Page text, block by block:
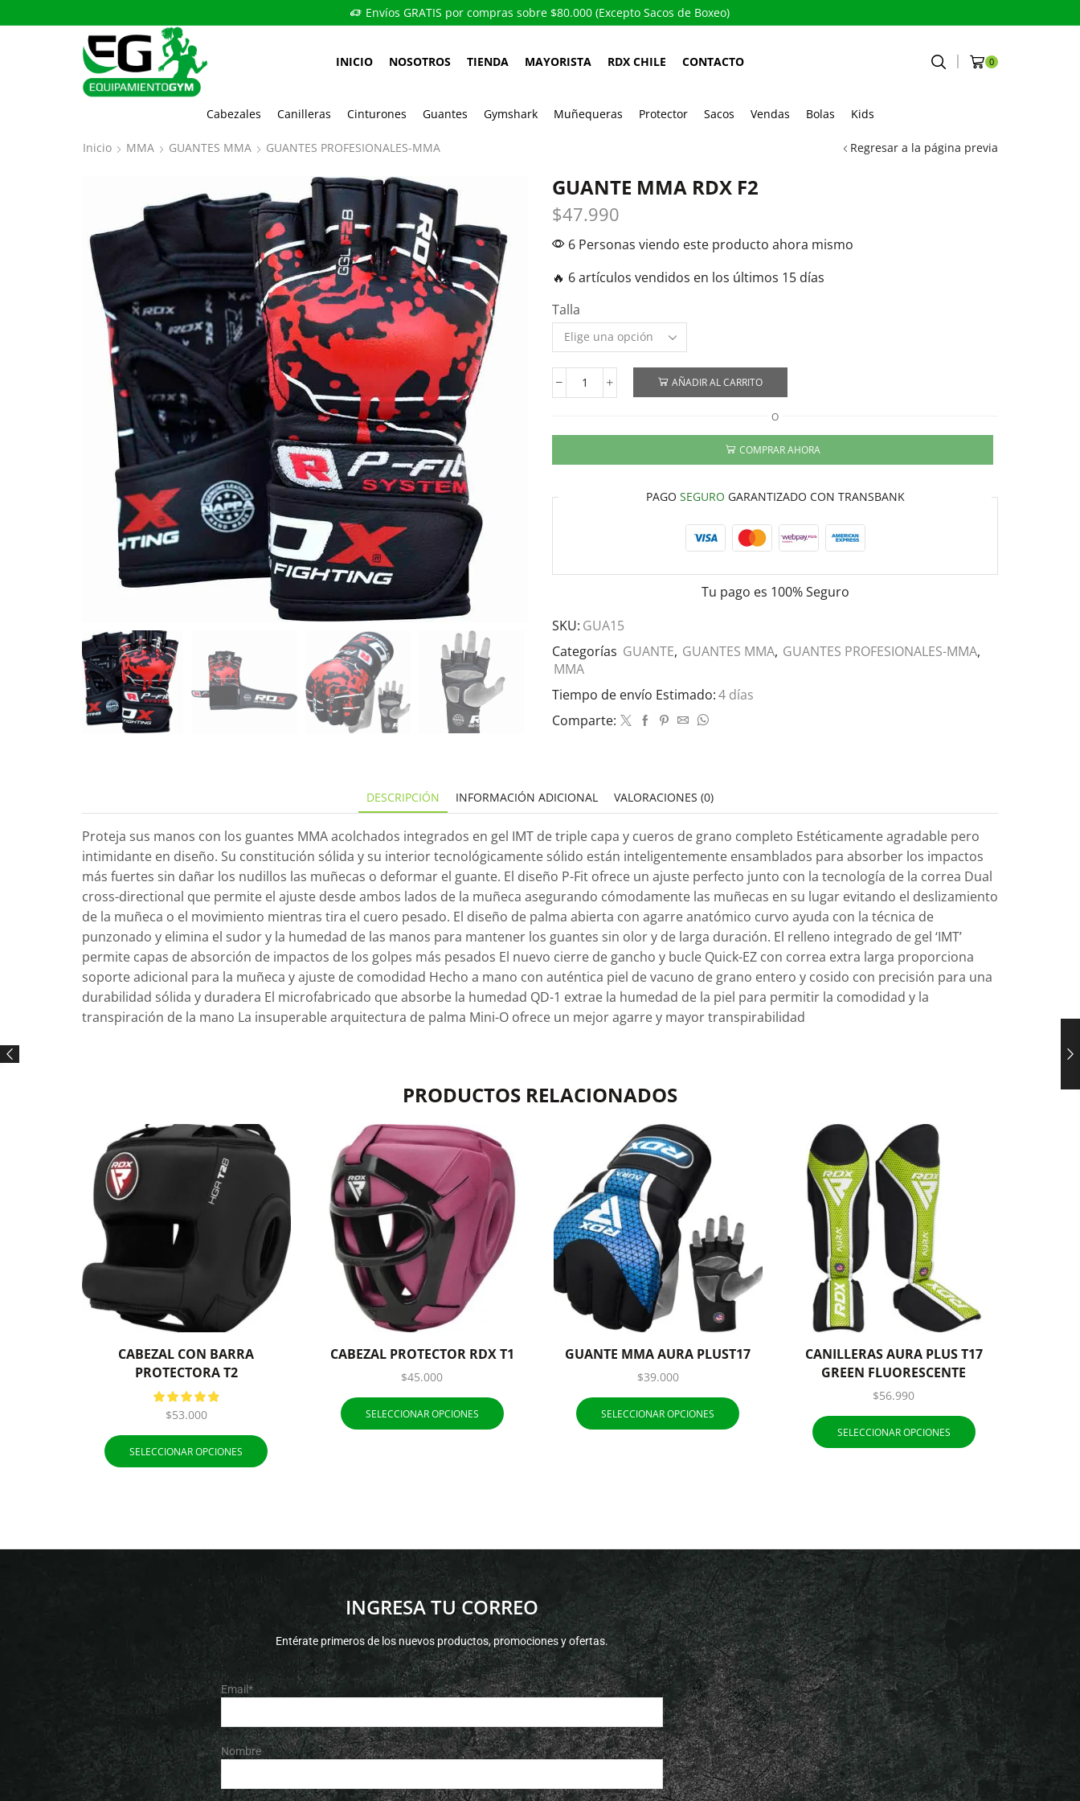
Envíos GRATIS por compras sobre $80.000 (Excepto Sacos de Boxeo)
INICIO NOSOTROS TIENDA MAYORISTA RDX CHILE CONTACTO 0
Cabezales Canilleras Cinturones Guantes Gymshark Muñequeras Protector Sacos Vendas Bolas Kids
Inicio MMA GUANTES MMA GUANTES PROFESIONALES-MMA Regresar a la página previa
GUANTE MMA RDX F2
$47.990
6 Personas viendo este producto ahora mismo
🔥 6 artículos vendidos en los últimos 15 días
Talla
AÑADIR AL CARRITO
O
COMPRAR AHORA
PAGO SEGURO GARANTIZADO CON TRANSBANK
Tu pago es 100% Seguro
SKU: GUA15
Categorías GUANTE, GUANTES MMA, GUANTES PROFESIONALES-MMA,
MMA
Tiempo de envío Estimado:4 días
Comparte:
DESCRIPCIÓN INFORMACIÓN ADICIONAL VALORACIONES (0)
Proteja sus manos con los guantes MMA acolchados integrados en gel IMT de triple capa y cueros de grano completo Estéticamente agradable pero
intimidante en diseño. Su constitución sólida y su interior tecnológicamente sólido están inteligentemente ensamblados para absorber los impactos
más fuertes sin dañar los nudillos las muñecas o deformar el guante. El diseño P-Fit ofrece un ajuste perfecto junto con la tecnología de la correa Dual
cross-directional que permite el ajuste desde ambos lados de la muñeca asegurando cómodamente las muñecas en su lugar evitando el deslizamiento
de la muñeca o el movimiento mientras tira el cuero pesado. El diseño de palma abierta con agarre anatómico curvo ayuda con la técnica de
punzonado y elimina el sudor y la humedad de las manos para mantener los guantes sin olor y de larga duración. El relleno integrado de gel ‘IMT’
permite capas de absorción de impactos de los golpes más pesados El nuevo cierre de gancho y bucle Quick-EZ con correa extra larga proporciona
soporte adicional para la muñeca y ajuste de comodidad Hecho a mano con auténtica piel de vacuno de grano entero y cosido con precisión para una
durabilidad sólida y duradera El microfabricado que absorbe la humedad QD-1 extrae la humedad de la piel para permitir la comodidad y la
transpiración de la mano La insuperable arquitectura de palma Mini-O ofrece un mejor agarre y mayor transpirabilidad
PRODUCTOS RELACIONADOS
CABEZAL CON BARRA
PROTECTORA T2
$53.000
SELECCIONAR OPCIONES
CABEZAL PROTECTOR RDX T1
$45.000
SELECCIONAR OPCIONES
GUANTE MMA AURA PLUST17
$39.000
SELECCIONAR OPCIONES
CANILLERAS AURA PLUS T17
GREEN FLUORESCENTE
$56.990
SELECCIONAR OPCIONES
INGRESA TU CORREO
Entérate primeros de los nuevos productos, promociones y ofertas.
Email*
Nombre